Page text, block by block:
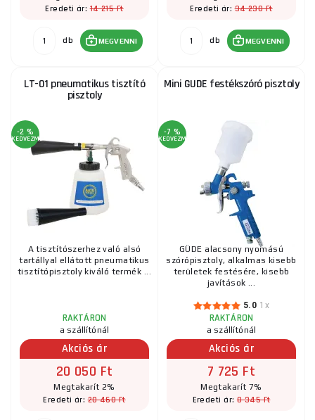
Eredeti ár:14 215 Ft
db MEGVENNI
Eredeti ár:34 230 Ft
db MEGVENNI
LT-01 pneumatikus tisztító
pisztoly
-2 %
KEDVEZMÉNY
A tisztítószerhez való alsó
tartállyal ellátott pneumatikus
tisztítópisztoly kiváló termék ...
RAKTÁRON
a szállítónál
Akciós ár
20 050 Ft
Megtakarít 2%
Eredeti ár:20 460 Ft
Mini GUDE festékszóró pisztoly
-7 %
KEDVEZMÉNY
GÜDE alacsony nyomású
szórópisztoly, alkalmas kisebb
területek festésére, kisebb
javítások ...
5.0 1x
RAKTÁRON
a szállítónál
Akciós ár
7 725 Ft
Megtakarít 7%
Eredeti ár:8 345 Ft